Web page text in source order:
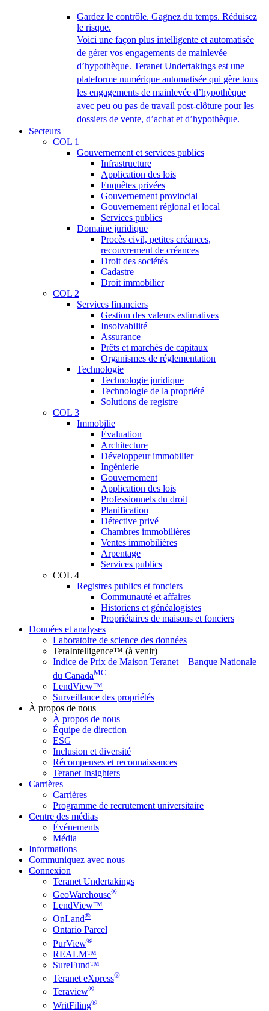
Gardez le contrôle. Gagnez du temps. Réduisez
le risque.
Voici une façon plus intelligente et automatisée
de gérer vos engagements de mainlevée
d’hypothèque. Teranet Undertakings est une
plateforme numérique automatisée qui gère tous
les engagements de mainlevée d’hypothèque
avec peu ou pas de travail post-clôture pour les
dossiers de vente, d’achat et d’hypothèque.
Secteurs
COL 1
Gouvernement et services publics
Infrastructure
Application des lois
Enquêtes privées
Gouvernement provincial
Gouvernement régional et local
Services publics
Domaine juridique
Procès civil, petites créances,
recouvrement de créances
Droit des sociétés
Cadastre
Droit immobilier
COL 2
Services financiers
Gestion des valeurs estimatives
Insolvabilité
Assurance
Prêts et marchés de capitaux
Organismes de réglementation
Technologie
Technologie juridique
Technologie de la propriété
Solutions de registre
COL 3
Immobilie
Évaluation
Architecture
Développeur immobilier
Ingénierie
Gouvernement
Application des lois
Professionnels du droit
Planification
Détective privé
Chambres immobilières
Ventes immobilières
Arpentage
Services publics
COL 4
Registres publics et fonciers
Communauté et affaires
Historiens et généalogistes
Propriétaires de maisons et fonciers
Données et analyses
Laboratoire de science des données
TeraIntelligence™ (à venir)
Indice de Prix de Maison Teranet – Banque Nationale
du CanadaMC
LendView™
Surveillance des propriétés
À propos de nous
À propos de nous
Équipe de direction
ESG
Inclusion et diversité
Récompenses et reconnaissances
Teranet Insighters
Carrières
Carrières
Programme de recrutement universitaire
Centre des médias
Événements
Média
Informations
Communiquez avec nous
Connexion
Teranet Undertakings
GeoWarehouse®
LendView™
OnLand®
Ontario Parcel
PurView®
REALM™
SureFund™
Teranet eXpress®
Teraview®
WritFiling®